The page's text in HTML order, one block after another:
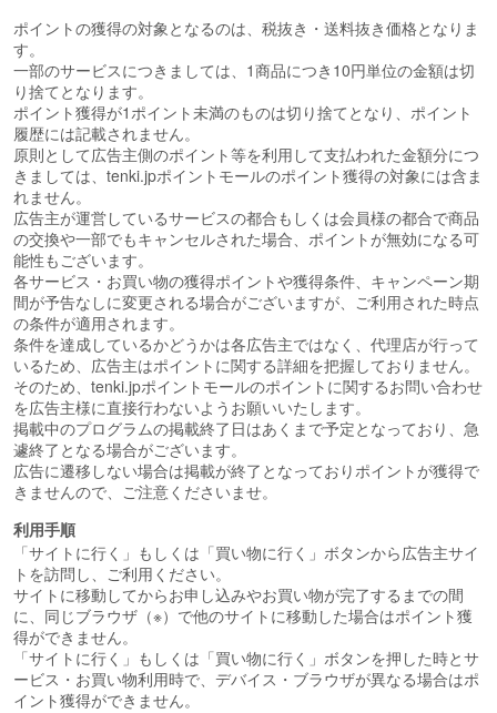
ポイントの獲得の対象となるのは、税抜き・送料抜き価格となりま
す。
一部のサービスにつきましては、1商品につき10円単位の金額は切
り捨てとなります。
ポイント獲得が1ポイント未満のものは切り捨てとなり、ポイント
履歴には記載されません。
原則として広告主側のポイント等を利用して支払われた金額分につ
きましては、tenki.jpポイントモールのポイント獲得の対象には含ま
れません。
広告主が運営しているサービスの都合もしくは会員様の都合で商品
の交換や一部でもキャンセルされた場合、ポイントが無効になる可
能性もございます。
各サービス・お買い物の獲得ポイントや獲得条件、キャンペーン期
間が予告なしに変更される場合がございますが、ご利用された時点
の条件が適用されます。
条件を達成しているかどうかは各広告主ではなく、代理店が行って
いるため、広告主はポイントに関する詳細を把握しておりません。
そのため、tenki.jpポイントモールのポイントに関するお問い合わせ
を広告主様に直接行わないようお願いいたします。
掲載中のプログラムの掲載終了日はあくまで予定となっており、急
遽終了となる場合がございます。
広告に遷移しない場合は掲載が終了となっておりポイントが獲得で
きませんので、ご注意くださいませ。
利用手順
「サイトに行く」もしくは「買い物に行く」ボタンから広告主サイ
トを訪問し、ご利用ください。
サイトに移動してからお申し込みやお買い物が完了するまでの間
に、同じブラウザ（※）で他のサイトに移動した場合はポイント獲
得ができません。
「サイトに行く」もしくは「買い物に行く」ボタンを押した時とサ
ービス・お買い物利用時で、デバイス・ブラウザが異なる場合はポ
イント獲得ができません。